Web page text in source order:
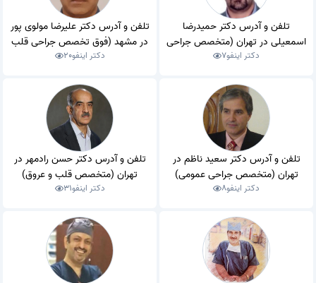
تلفن و آدرس دکتر حمیدرضا
اسمعیلی در تهران (متخصص جراحی
عمومی)
دکتر اینفو7
تلفن و آدرس دکتر علیرضا مولوی پور
در مشهد (فوق تخصص جراحی قلب
و عروق)
دکتر اینفو20
تلفن و آدرس دکتر سعید ناظم در
تهران (متخصص جراحی عمومی)
دکتر اینفو8
تلفن و آدرس دکتر حسن رادمهر در
تهران (متخصص قلب و عروق)
دکتر اینفو31